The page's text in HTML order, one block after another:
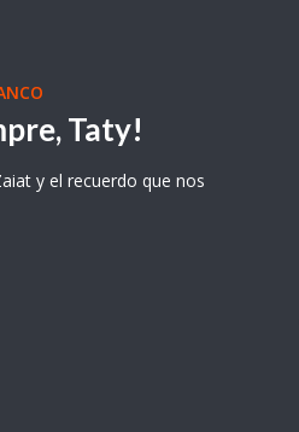
Taty!
y el recuerdo que nos